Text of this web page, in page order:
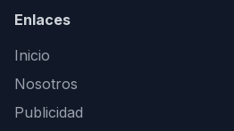
Enlaces
Inicio
Nosotros
Publicidad